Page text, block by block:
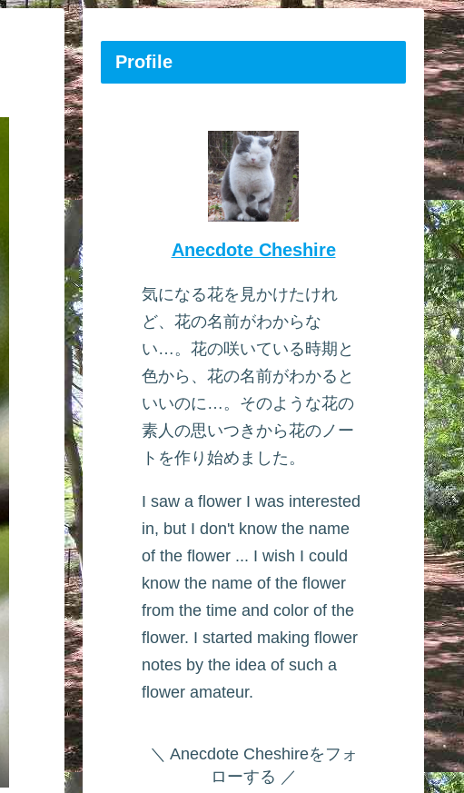
Profile
Anecdote Cheshire
気になる花を見かけたけれ
ど、花の名前がわからな
い…。花の咲いている時期と
色から、花の名前がわかると
いいのに…。そのような花の
素人の思いつきから花のノー
トを作り始めました。
I saw a flower I was interested
in, but I don't know the name
of the flower ... I wish I could
know the name of the flower
from the time and color of the
flower. I started making flower
notes by the idea of such a
flower amateur.
Anecdote Cheshireをフォ
ローする